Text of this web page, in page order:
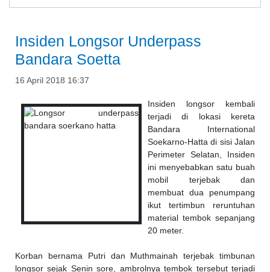
Insiden Longsor Underpass
Bandara Soetta
16 April 2018 16:37
Insiden longsor kembali
terjadi di lokasi kereta
Bandara International
Soekarno-Hatta di sisi Jalan
Perimeter Selatan, Insiden
ini menyebabkan satu buah
mobil terjebak dan
membuat dua penumpang
ikut tertimbun reruntuhan
material tembok sepanjang
20 meter.
Korban bernama Putri dan Muthmainah terjebak timbunan
longsor sejak Senin sore, ambrolnya tembok tersebut terjadi